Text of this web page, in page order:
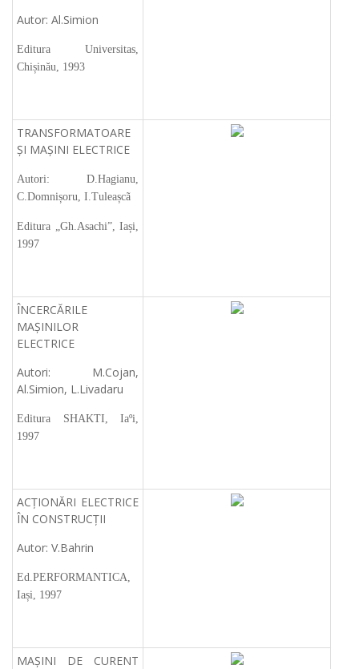
Autor: Al.Simion
Editura Universitas,
Chișinău, 1993
TRANSFORMATOARE
ȘI MAȘINI ELECTRICE
Autori: D.Hagianu,
C.Domnișoru, I.Tuleașcã
Editura „Gh.Asachi”, Iași,
1997
ÎNCERCĂRILE
MAȘINILOR
ELECTRICE
Autori: M.Cojan,
Al.Simion, L.Livadaru
Editura SHAKTI, Iaºi,
1997
ACȚIONĂRI ELECTRICE
ÎN CONSTRUCȚII
Autor: V.Bahrin
Ed.PERFORMANTICA,
Iași, 1997
MAȘINI DE CURENT